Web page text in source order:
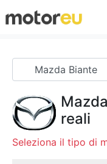
Mazda
reali
Seleziona il tipo di